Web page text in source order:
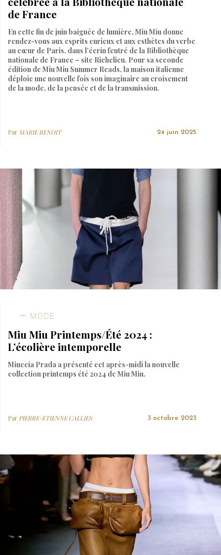
de France
En cette fin de juin baignée de lumière, Miu Miu donne
rendez-vous aux esprits curieux et aux esthètes du verbe
au cœur de Paris, dans l’écrin feutré de la Bibliothèque
nationale de France – site Richelieu. Pour sa seconde
édition de Miu Miu Summer Reads, la maison italienne
déploie une nouvelle fois son imaginaire au croisement
de la mode, de la pensée et de la transmission.
ParMARIE BENOIT 24 juin 2025
MODE
Miu Miu Printemps/Été 2024 :
L’écolière intemporelle
Miuccia Prada a présenté cet après-midi la nouvelle
collection printemps été 2024 de Miu Miu.
Par PIERRE-ETIENNE CALLIES 3 octobre 2023